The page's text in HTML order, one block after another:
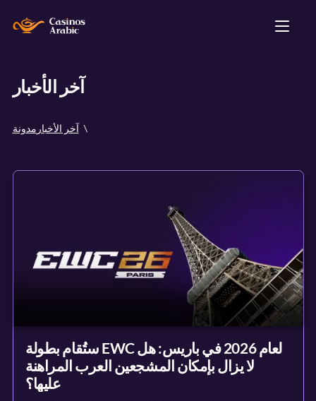
آخر الأخبار
مدونة آخر الأخبار
ستُقام بطولة EWC لعام 2026 في باريس: هل
لا يزال بإمكان المشجعين العرب المراهنة
عليها؟